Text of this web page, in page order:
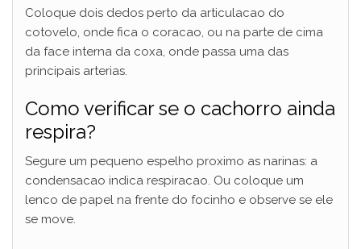
Coloque dois dedos perto da articulacao do
cotovelo, onde fica o coracao, ou na parte de cima
da face interna da coxa, onde passa uma das
principais arterias.
Como verificar se o cachorro ainda
respira?
Segure um pequeno espelho proximo as narinas: a
condensacao indica respiracao. Ou coloque um
lenco de papel na frente do focinho e observe se ele
se move.